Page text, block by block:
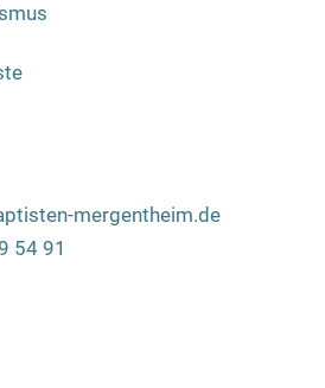
mergentheim.de
54 91